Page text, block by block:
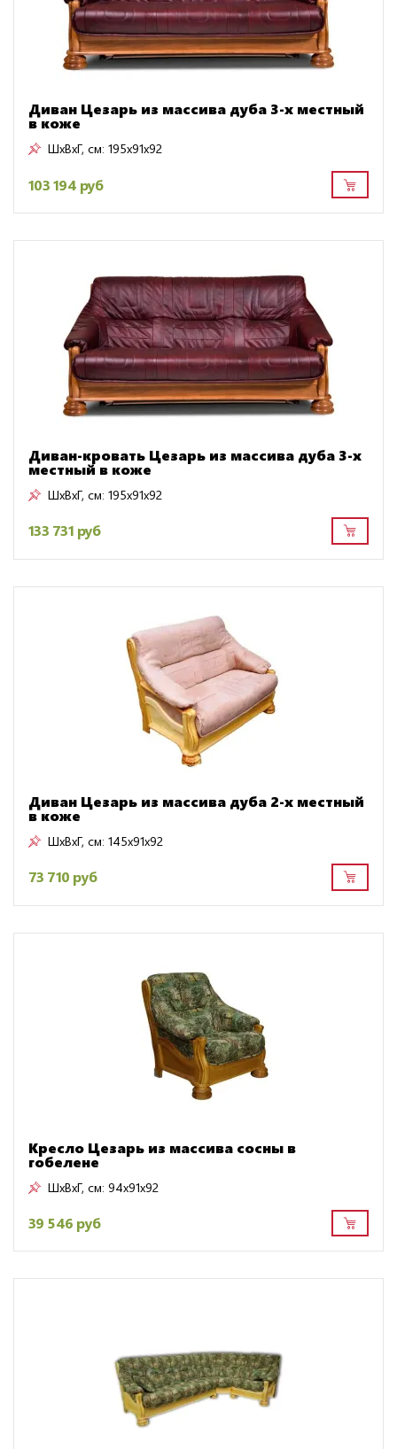
Диван Цезарь из массива дуба 3-х местный
в коже
ШxВxГ, см: 195x91x92
103 194 руб
Диван-кровать Цезарь из массива дуба 3-х
местный в коже
ШxВxГ, см: 195x91x92
133 731 руб
Диван Цезарь из массива дуба 2-х местный
в коже
ШxВxГ, см: 145x91x92
73 710 руб
Кресло Цезарь из массива сосны в
гобелене
ШxВxГ, см: 94x91x92
39 546 руб